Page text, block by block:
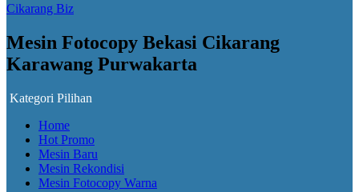
Cikarang Biz
Mesin Fotocopy Bekasi Cikarang
Karawang Purwakarta
Kategori Pilihan
Home
Hot Promo
Mesin Baru
Mesin Rekondisi
Mesin Fotocopy Warna